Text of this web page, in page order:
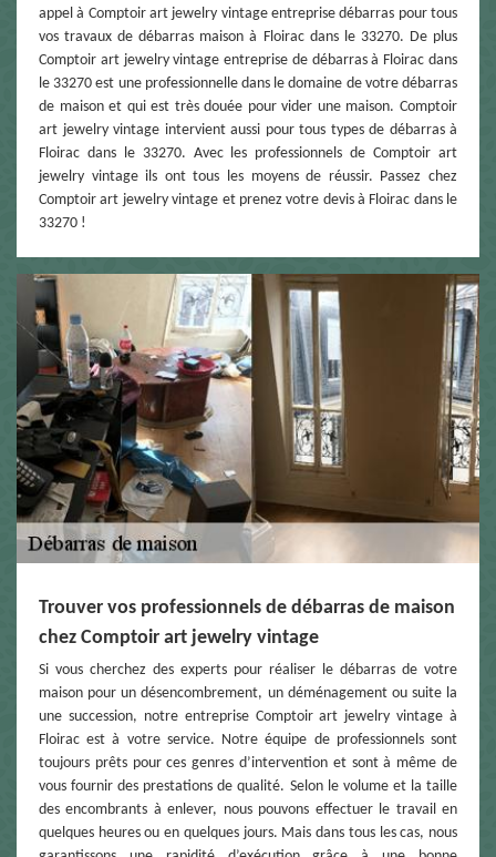
appel à Comptoir art jewelry vintage entreprise débarras pour tous
vos travaux de débarras maison à Floirac dans le 33270. De plus
Comptoir art jewelry vintage entreprise de débarras à Floirac dans
le 33270 est une professionnelle dans le domaine de votre débarras
de maison et qui est très douée pour vider une maison. Comptoir
art jewelry vintage intervient aussi pour tous types de débarras à
Floirac dans le 33270. Avec les professionnels de Comptoir art
jewelry vintage ils ont tous les moyens de réussir. Passez chez
Comptoir art jewelry vintage et prenez votre devis à Floirac dans le
33270 !
Trouver vos professionnels de débarras de maison
chez Comptoir art jewelry vintage
Si vous cherchez des experts pour réaliser le débarras de votre
maison pour un désencombrement, un déménagement ou suite la
une succession, notre entreprise Comptoir art jewelry vintage à
Floirac est à votre service. Notre équipe de professionnels sont
toujours prêts pour ces genres d’intervention et sont à même de
vous fournir des prestations de qualité. Selon le volume et la taille
des encombrants à enlever, nous pouvons effectuer le travail en
quelques heures ou en quelques jours. Mais dans tous les cas, nous